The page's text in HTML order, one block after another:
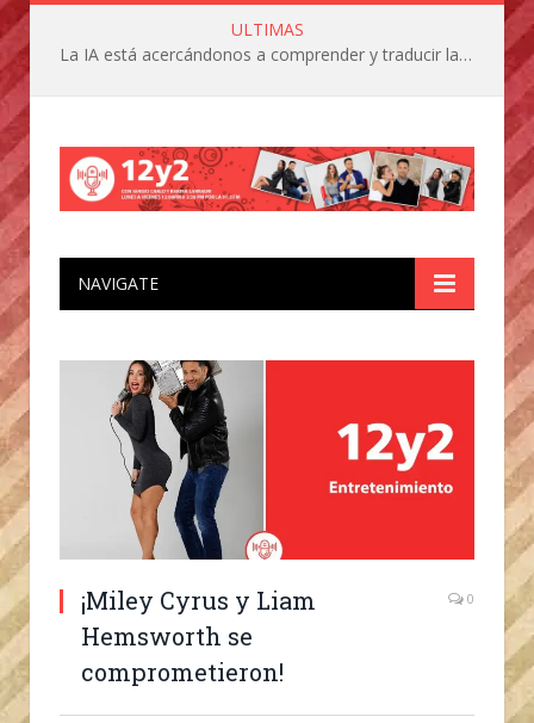
ULTIMAS
La IA está acercándonos a comprender y traducir las vocalizaciones y comportamientos de nuestras mascotas
NAVIGATE
¡Miley Cyrus y Liam
Hemsworth se
comprometieron!
0